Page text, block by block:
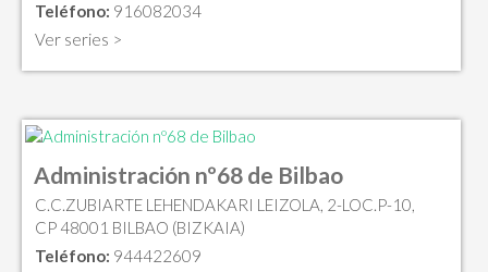
Teléfono: 916082034
Ver series >
Administración nº68 de Bilbao
C.C.ZUBIARTE LEHENDAKARI LEIZOLA, 2-LOC.P-10,
CP 48001 BILBAO (BIZKAIA)
Teléfono: 944422609